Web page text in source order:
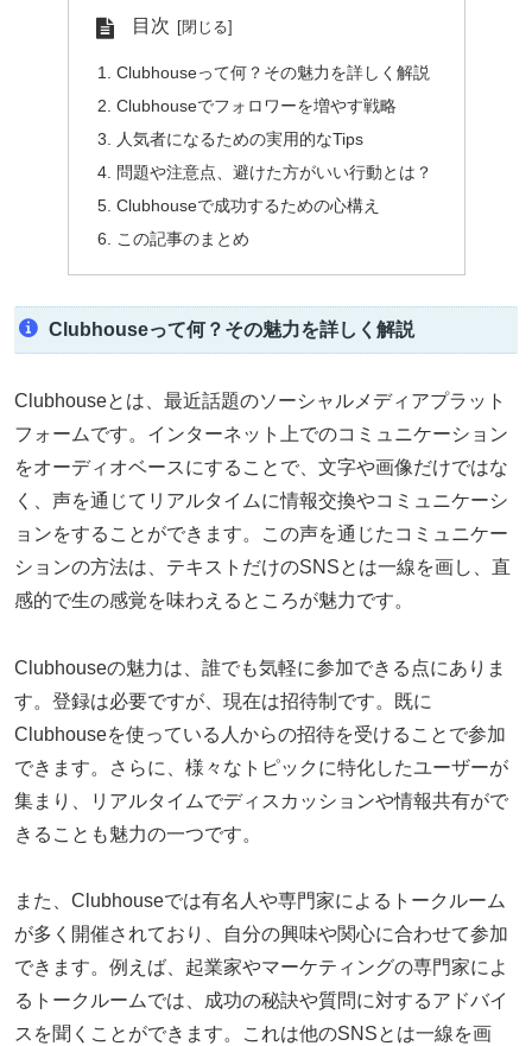
目次
Clubhouseって何？その魅力を詳しく解説
Clubhouseでフォロワーを増やす戦略
人気者になるための実用的なTips
問題や注意点、避けた方がいい行動とは？
Clubhouseで成功するための心構え
この記事のまとめ
Clubhouseって何？その魅力を詳しく解説
Clubhouseとは、最近話題のソーシャルメディアプラット
フォームです。インターネット上でのコミュニケーション
をオーディオベースにすることで、文字や画像だけではな
く、声を通じてリアルタイムに情報交換やコミュニケーシ
ョンをすることができます。この声を通じたコミュニケー
ションの方法は、テキストだけのSNSとは一線を画し、直
感的で生の感覚を味わえるところが魅力です。
Clubhouseの魅力は、誰でも気軽に参加できる点にありま
す。登録は必要ですが、現在は招待制です。既に
Clubhouseを使っている人からの招待を受けることで参加
できます。さらに、様々なトピックに特化したユーザーが
集まり、リアルタイムでディスカッションや情報共有がで
きることも魅力の一つです。
また、Clubhouseでは有名人や専門家によるトークルーム
が多く開催されており、自分の興味や関心に合わせて参加
できます。例えば、起業家やマーケティングの専門家によ
るトークルームでは、成功の秘訣や質問に対するアドバイ
スを聞くことができます。これは他のSNSとは一線を画